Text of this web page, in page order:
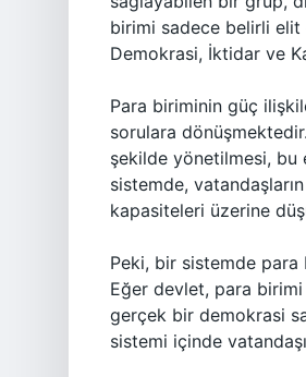
birimi sadece belirli elit
Demokrasi, İktidar ve
Para biriminin güç
sorulara
şekilde yönetilmesi,
sistemde,
kapasiteleri üzerine
Peki, bir sistemde para
Eğer devlet, para birimi
gerçek bir demokrasi
sistemi içinde